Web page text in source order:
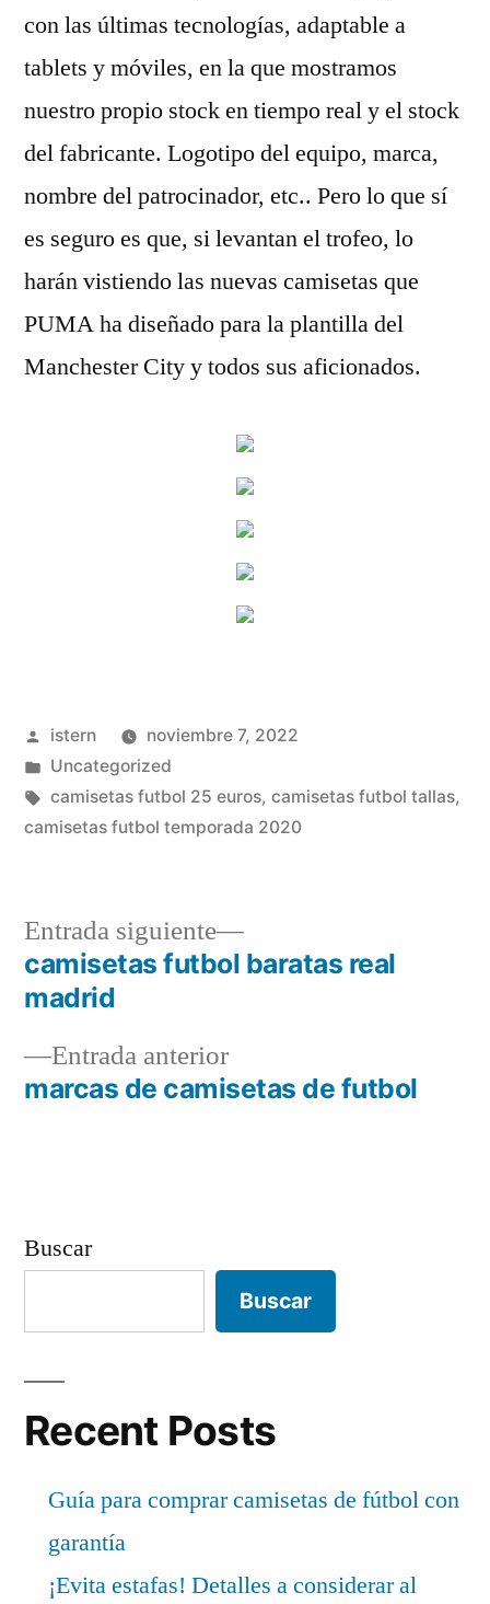
con las últimas tecnologías, adaptable a
tablets y móviles, en la que mostramos
nuestro propio stock en tiempo real y el stock
del fabricante. Logotipo del equipo, marca,
nombre del patrocinador, etc.. Pero lo que sí
es seguro es que, si levantan el trofeo, lo
harán vistiendo las nuevas camisetas que
PUMA ha diseñado para la plantilla del
Manchester City y todos sus aficionados.
Publicado
por
istern
noviembre 7, 2022
Publicado
en
Uncategorized
Etiquetas:
camisetas futbol 25 euros, camisetas futbol tallas,
camisetas futbol temporada 2020
Navegación
entradas
Entrada anteriorEntrada
anterior:
marcas de camisetas de futbol
Entrada siguiente
Entrada
siguiente:
camisetas futbol baratas real
madrid
Buscar
Buscar
Recent Posts
Guía para comprar camisetas de fútbol con
garantía
¡Evita estafas! Detalles a considerar al